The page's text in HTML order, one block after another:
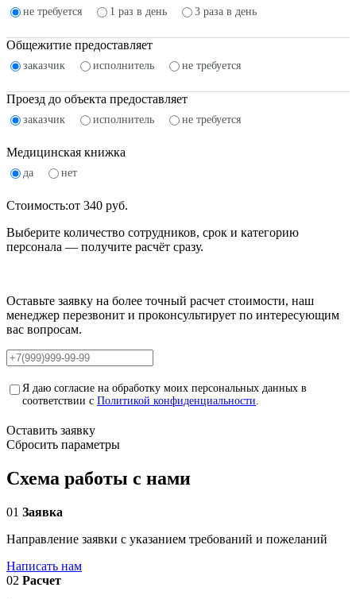
не требуется 1 раз в день 3 раза в день
Общежитие предоставляет
заказчик исполнитель не требуется
Проезд до объекта предоставляет
заказчик исполнитель не требуется
Медицинская книжка
да нет
Стоимость:от 340 руб.
Выберите количество сотрудников, срок и категорию
персонала — получите расчёт сразу.
Оставьте заявку на более точный расчет стоимости, наш
менеджер перезвонит и проконсультирует по интересующим
вас вопросам.
Я даю согласие на обработку моих персональных данных в
соответствии с Политикой конфиденциальности
Оставить заявку
Сбросить параметры
Схема работы с нами
01 Заявка
Направление заявки с указанием требований и пожеланий
Написать нам
02 Расчет